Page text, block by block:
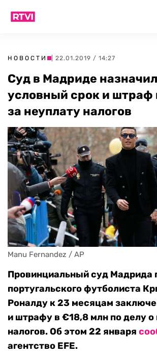
НОВОСТИ | 22.01.2019 / 14:27
Суд в Мадриде
условный срок и штраф
за неуплату налогов
Manu Fernandez / AP
Провинциальный суд Мадрида
португальского футболиста
Роналду к 23 месяцам
и штрафу в €18,8 млн по делу о
налогов. Об этом 22 января
агентство EFE.